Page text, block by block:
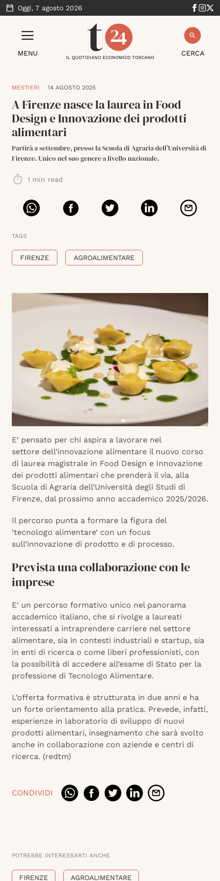
Oggi, 7 agosto 2026
MENU CERCA
IL QUOTIDIANO ECONOMICO TOSCANO
MESTIERI 14 AGOSTO 2025
A Firenze nasce la laurea in Food
Design e Innovazione dei prodotti
alimentari
Partirà a settembre, presso la Scuola di Agraria dell’Università di
Firenze. Unico nel suo genere a livello nazionale.
1 min read
TAGS
FIRENZE AGROALIMENTARE
E’ pensato per chi aspira a lavorare nel
settore dell’innovazione alimentare il nuovo corso
di laurea magistrale in Food Design e Innovazione
dei prodotti alimentari che prenderà il via, alla
Scuola di Agraria dell’Università degli Studi di
Firenze, dal prossimo anno accademico 2025/2026.
Il percorso punta a formare la figura del
‘tecnologo alimentare’ con un focus
sull’innovazione di prodotto e di processo.
Prevista una collaborazione con le
imprese
E’ un percorso formativo unico nel panorama
accademico italiano, che si rivolge a laureati
interessati a intraprendere carriere nel settore
alimentare, sia in contesti industriali e startup, sia
in enti di ricerca o come liberi professionisti, con
la possibilità di accedere all’esame di Stato per la
professione di Tecnologo Alimentare.
L’offerta formativa è strutturata in due anni e ha
un forte orientamento alla pratica. Prevede, infatti,
esperienze in laboratorio di sviluppo di nuovi
prodotti alimentari, insegnamento che sarà svolto
anche in collaborazione con aziende e centri di
ricerca. (redtm)
CONDIVIDI
POTREBBE INTERESSARTI ANCHE
FIRENZE AGROALIMENTARE